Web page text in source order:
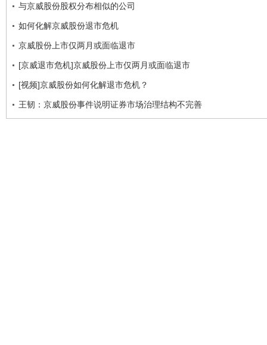
与京威股份股权分布相似的公司
如何化解京威股份退市危机
京威股份上市仅两月或面临退市
[京威退市危机]京威股份上市仅两月或面临退市
[视频]京威股份如何化解退市危机？
王韧：京威股份事件说明证券市场治理结构不完善